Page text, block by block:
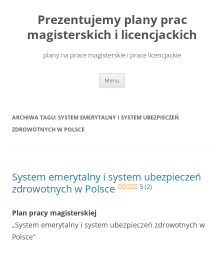
Prezentujemy plany prac
magisterskich i licencjackich
plany na prace magisterskie i prace licencjackie
Menu
ARCHIWA TAGU: SYSTEM EMERYTALNY I SYSTEM UBEZPIECZEŃ
ZDROWOTNYCH W POLSCE
System emerytalny i system ubezpieczeń
zdrowotnych w Polsce
5 (2)
Plan pracy magisterskiej
„System emerytalny i system ubezpieczeń zdrowotnych w
Polsce”